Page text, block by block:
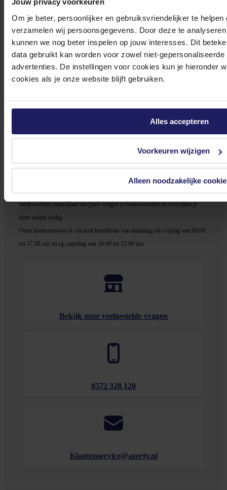
Jouw privacy voorkeuren
Om je beter, persoonlijker en gebruiksvriendelijker te
verzamelen wij persoonsgegevens. Door deze te
kunnen we nog beter inspelen op jouw interesses. Dit
data gebruikt kan worden voor zowel niet-
advertenties. De instellingen voor cookies kun je hieronder
cookies als je onze website blijft gebruiken.
Alles accepteren
Voorkeuren wijzigen
Alleen noodzakelijke
29,77
In winkel­wagen
Logitech Gaming Mouse G203 LIGHTSYNC - Muis
22,75
In winkel­wagen
Stel jouw vragen aan onze klantenservice!
medewerkers staan klaar om jouw vragen te beantwoorden en verwijzen je
door indien nodig.
Onze klantenservice is via mail bereikbaar van maandag t/m vrijdag van 09.00
tot 17.00 uur en op zaterdag van 10.00 tot 15.00 uur.
Bekijk onze veelgestelde vragen
0572 328 120
Klantenservice@azerty.nl